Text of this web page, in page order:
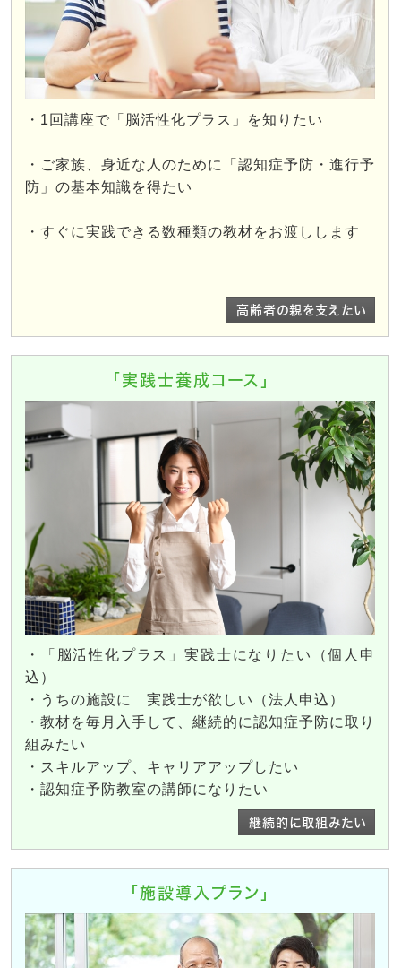
・1回講座で「脳活性化プラス」を知りたい
・ご家族、身近な人のために「認知症予防・進行予
防」の基本知識を得たい
・すぐに実践できる数種類の教材をお渡しします
高齢者の親を支えたい
「実践士養成コース」
・「脳活性化プラス」実践士になりたい（個人申
込）
・うちの施設に 実践士が欲しい（法人申込）
・教材を毎月入手して、継続的に認知症予防に取り
組みたい
・スキルアップ、キャリアアップしたい
・認知症予防教室の講師になりたい
継続的に取組みたい
「施設導入プラン」